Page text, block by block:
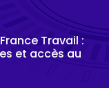
Travail :
et accès au